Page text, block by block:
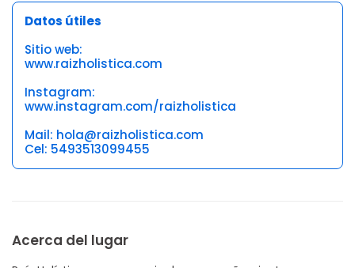
Datos útiles
Sitio web:
www.raizholistica.com
Instagram:
www.instagram.com/raizholistica
Mail: hola@raizholistica.com
Cel: 5493513099455
Acerca del lugar